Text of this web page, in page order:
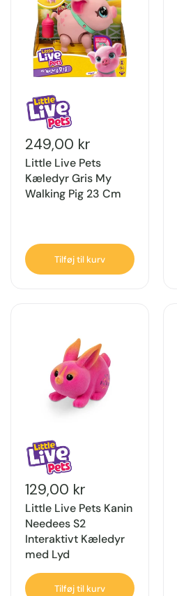
249,00 kr
Little Live Pets
Kæledyr Gris My
Walking Pig 23 Cm
Tilføj til kurv
129,00 kr
Little Live Pets Kanin
Needees S2
Interaktivt Kæledyr
med Lyd
Tilføj til kurv